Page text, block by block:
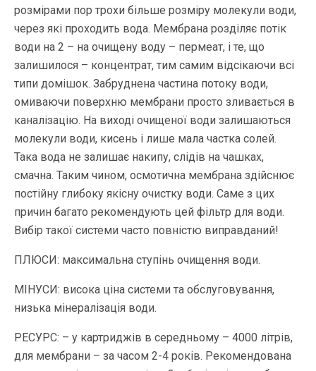
розмірами пор трохи більше розміру молекули води,
через які проходить вода. Мембрана розділяє потік
води на 2 – на очищену воду – пермеат, і те, що
залишилося – концентрат, тим самим відсікаючи всі
типи домішок. Забруднена частина потоку води,
омиваючи поверхню мембрани просто зливається в
каналізацію. На виході очищеної води залишаються
молекули води, кисень і лише мала частка солей.
Така вода не залишає накипу, слідів на чашках,
смачна. Таким чином, осмотична мембрана здійснює
постійну глибоку якісну очистку води. Саме з цих
причин багато рекомендують цей фільтр для води.
Вибір такої системи часто повністю виправданий!
ПЛЮСИ: максимальна ступінь очищення води.
МІНУСИ: висока ціна системи та обслуговування,
низька мінералізація води.
РЕСУРС: – у картриджів в середньому – 4000 літрів,
для мембрани – за часом 2-4 років. Рекомендована